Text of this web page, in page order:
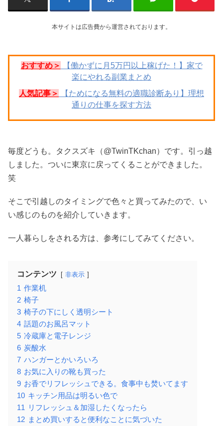
本サイトは広告費から運営されております。
おすすめ＞
【働かずに月5万円以上稼げた！】家で
楽にやれる副業まとめ
人気記事＞
【ためになる無料の適職診断あり】理想
通りの仕事を探す方法
毎度どうも。タクスズキ（@TwinTKchan）です。引っ越
しました。ついに東京に戻ってくることができました。
笑
そこで引越しのタイミングで色々と買ってみたので、い
い感じのものを紹介していきます。
一人暮らしをされる方は、参考にしてみてください。
コンテンツ 非表示
1 作業机
2 椅子
3 椅子の下にしく透明シート
4 話題のお風呂マット
5 冷蔵庫と電子レンジ
6 炭酸水
7 ハンガーとかいろいろ
8 お気に入りの靴も買った
9 お香でリフレッシュできる。食事中も焚いてます
10 キッチン用品は明るい色で
11 リフレッシュ＆加湿したくなったら
12 まとめ買いすると便利なことに気づいた